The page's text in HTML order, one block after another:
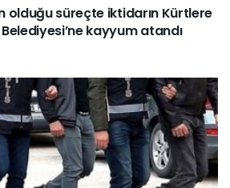
olduğu süreçte iktidarın Kürtlere
kayyum atandı